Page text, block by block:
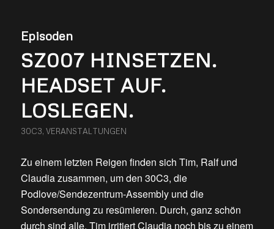
Episoden
SZ007 HINSETZEN.
HEADSET AUF.
LOSLEGEN.
30C3, VERANSTALTUNGEN
Zu einem letzten Reigen finden sich Tim, Ralf und
Claudia zusammen, um den 30C3, die
Podlove/Sendezentrum-Assembly und die
Sondersendung zu resümieren. Durch, ganz schön
durch sind alle. Tim irritiert Claudia noch bis zu einem